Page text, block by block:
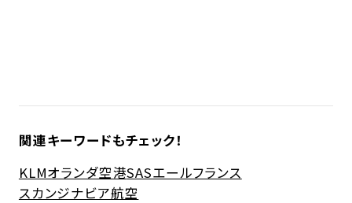
関連キーワードもチェック！
KLMオランダ空港SASエールフランス
スカンジナビア航空